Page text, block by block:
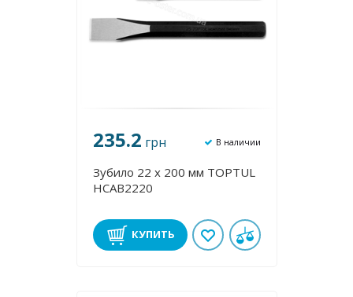
235.2 грн В наличии
Зубило 22 х 200 мм TOPTUL
HCAB2220
КУПИТЬ